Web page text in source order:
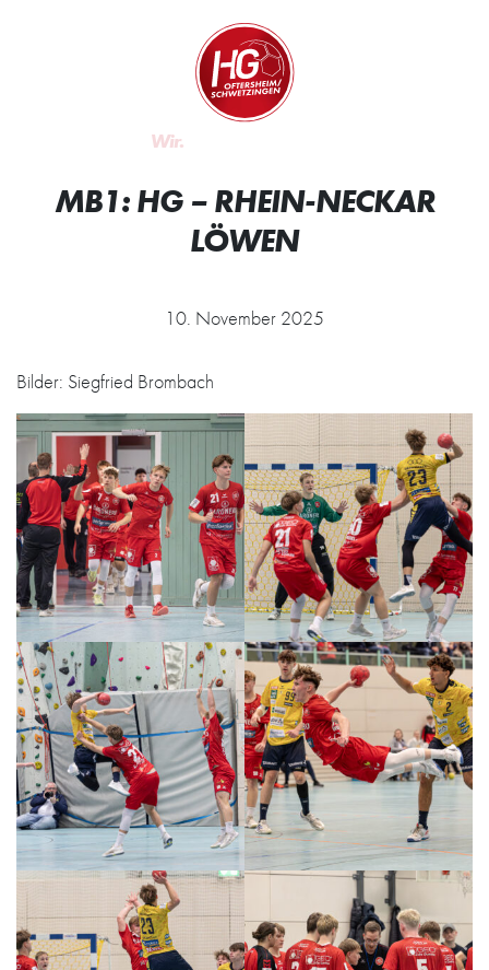
Zur Startseite
Wir.
MB1: HG – RHEIN-NECKAR
LÖWEN
10. November 2025
Bilder: Siegfried Brombach